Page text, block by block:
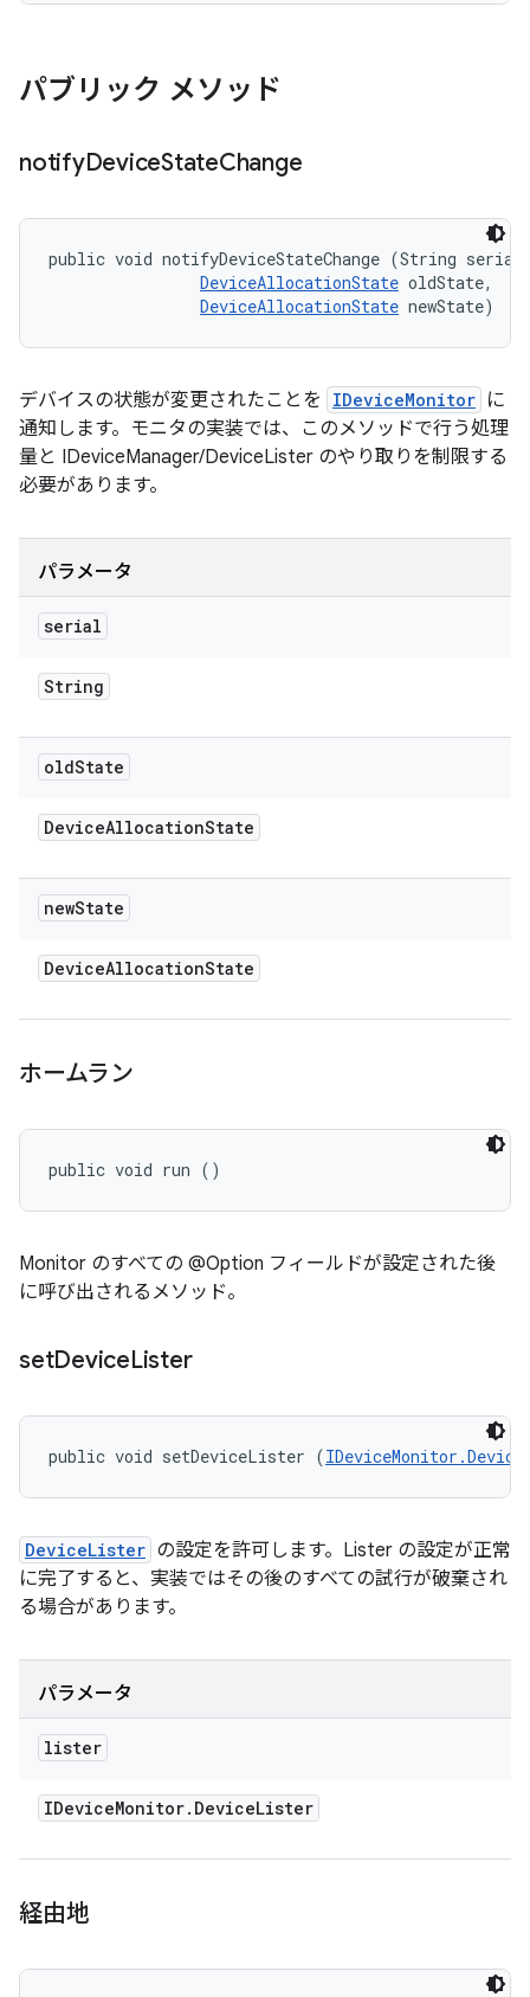
パブリック メソッド
notifyDeviceStateChange
public void notifyDeviceStateChange (String
DeviceAllocationState oldState,
DeviceAllocationState newState)
デバイスの状態が変更されたことを IDeviceMonitor に
通知します。モニタの実装では、このメソッドで行う処理
量と IDeviceManager/DeviceLister のやり取りを制限する
必要があります。
パラメータ
serial
String
oldState
DeviceAllocationState
newState
DeviceAllocationState
ホームラン
public void run ()
Monitor のすべての @Option フィールドが設定された後
に呼び出されるメソッド。
setDeviceLister
public void setDeviceLister (
DeviceLister の設定を許可します。Lister の設定が正常
に完了すると、実装ではその後のすべての試行が破棄され
る場合があります。
パラメータ
lister
IDeviceMonitor. DeviceLister
経由地